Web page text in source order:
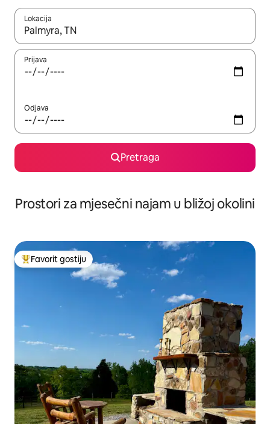
Lokacija
Kad su rezultati dostupni, možete da se krećete kroz njih
Prijava
Odjava
Pretraga
Prostori za mjesečni najam u bližoj okolini
Glavni favorit gostiju
Favorit gostiju